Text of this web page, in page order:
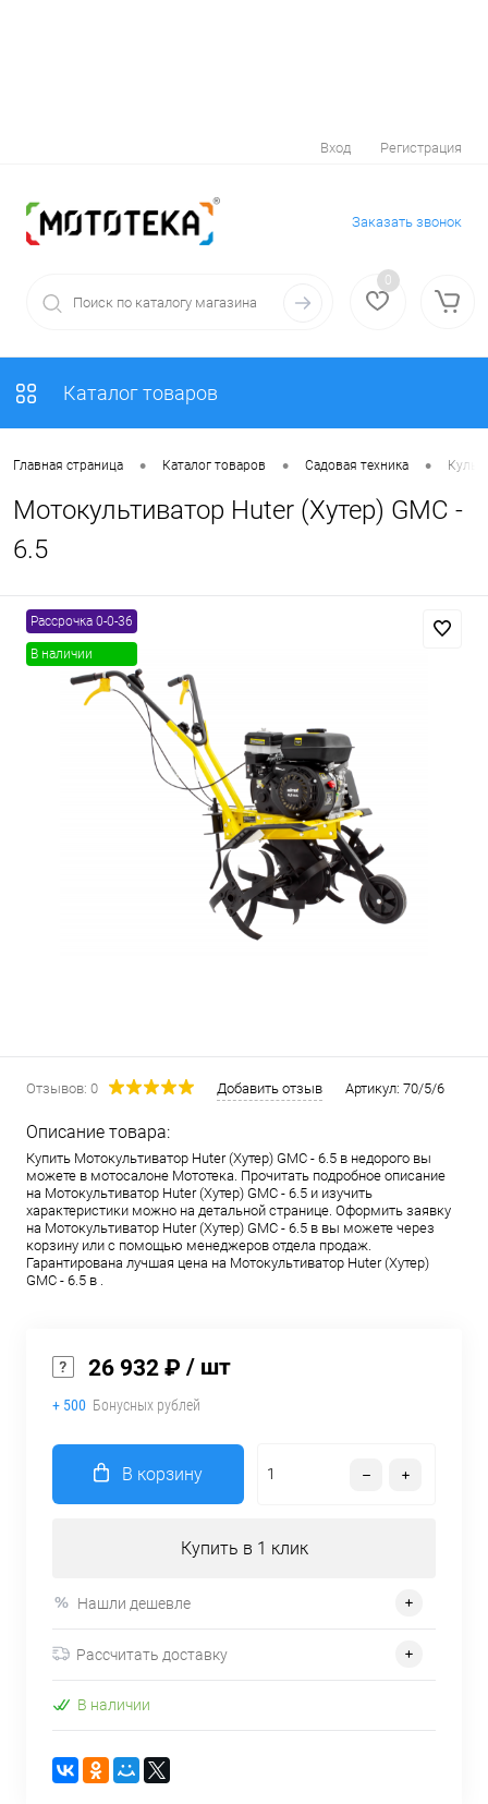
Вход Регистрация
Заказать звонок
0
Каталог товаров
Главная страница • Каталог товаров • Садовая техника •
Мотокультиватор Huter (Хутер) GMC -
6.5
Рассрочка 0-0-36
В наличии
Отзывов: 0 Добавить отзыв Артикул: 70/5/6
Описание товара:
Купить Мотокультиватор Huter (Хутер) GMC - 6.5 в недорого вы
можете в мотосалоне Мототека. Прочитать подробное описание
на Мотокультиватор Huter (Хутер) GMC - 6.5 и изучить
характеристики можно на детальной странице. Оформить заявку
на Мотокультиватор Huter (Хутер) GMC - 6.5 в вы можете через
корзину или с помощью менеджеров отдела продаж.
Гарантирована лучшая цена на Мотокультиватор Huter (Хутер)
GMC - 6.5 в .
26 932 ₽ / шт
+ 500 Бонусных рублей
В корзину
Купить в 1 клик
Нашли дешевле
Рассчитать доставку
В наличии